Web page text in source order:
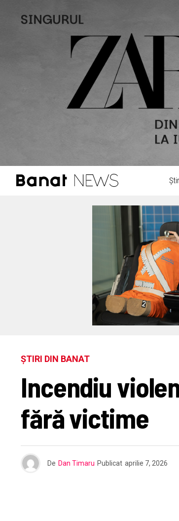
ȘTIRI DIN BANAT
Incendiu
fără victime
De Dan Timaru Publicat aprilie 7, 2026